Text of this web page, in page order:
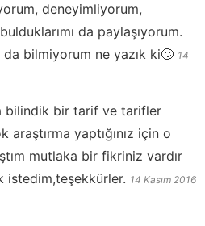
deneyimliyorum,
da paylaşıyorum.
da bilmiyorum ne yazık ki🙄 14
bilindik bir tarif ve tarifler
araştırma yaptığınız için o
mutlaka bir fikriniz vardır
istedim,teşekkürler. 14 Kasım 2016